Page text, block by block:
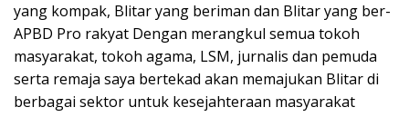
yang kompak, Blitar yang beriman dan Blitar yang ber-
APBD Pro rakyat Dengan merangkul semua tokoh
masyarakat, tokoh agama, LSM, jurnalis dan pemuda
serta remaja saya bertekad akan memajukan Blitar di
berbagai sektor untuk kesejahteraan masyarakat